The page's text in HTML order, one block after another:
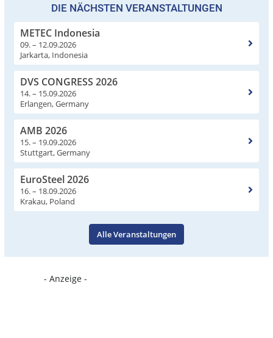
DIE NÄCHSTEN VERANSTALTUNGEN
METEC Indonesia
09. – 12.09.2026
Jarkarta, Indonesia
DVS CONGRESS 2026
14. – 15.09.2026
Erlangen, Germany
AMB 2026
15. – 19.09.2026
Stuttgart, Germany
EuroSteel 2026
16. – 18.09.2026
Krakau, Poland
Alle Veranstaltungen
- Anzeige -